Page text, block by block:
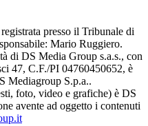
presso il Tribunale di
Mario Ruggiero.
di DS Media Group s.a.s., con
47, C.F./PI 04760450652, è
Mediagroup S.p.a..
foto, video e grafiche) è DS
avente ad oggetto i contenuti